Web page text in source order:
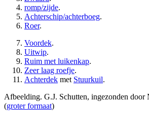
romp/zijde.
Achterschip/achterboeg.
Roer.
Voordek.
Uitwip.
Ruim met luikenkap.
Zeer laag roefje.
Achterdek met Stuurkuil.
Afbeelding. G.J. Schutten, ingezonden door
(groter formaat)